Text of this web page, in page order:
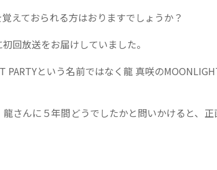
えておられる方はおりますでしょうか？
回放送をお届けしていました。
PARTYという名前ではなく龍 真咲の
さんに５年間どうでしたかと問いかけると、